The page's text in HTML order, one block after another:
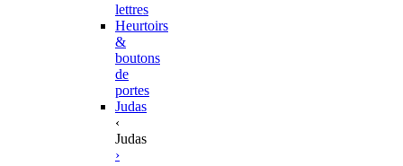
lettres
Heurtoirs
&
boutons
de
portes
Judas
‹
Judas
›